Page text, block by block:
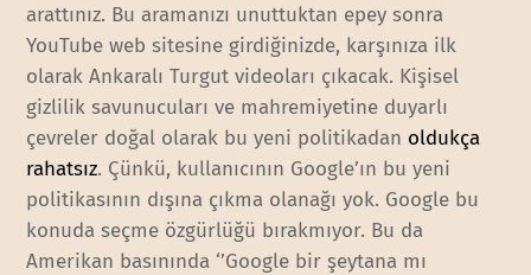
arattınız. Bu aramanızı unuttuktan epey sonra
YouTube web sitesine girdiğinizde, karşınıza ilk
olarak Ankaralı Turgut videoları çıkacak. Kişisel
gizlilik savunucuları ve mahremiyetine duyarlı
çevreler doğal olarak bu yeni politikadan oldukça
rahatsız. Çünkü, kullanıcının Google’ın bu yeni
politikasının dışına çıkma olanağı yok. Google bu
konuda seçme özgürlüğü bırakmıyor. Bu da
Amerikan basınında ‘’Google bir şeytana mı